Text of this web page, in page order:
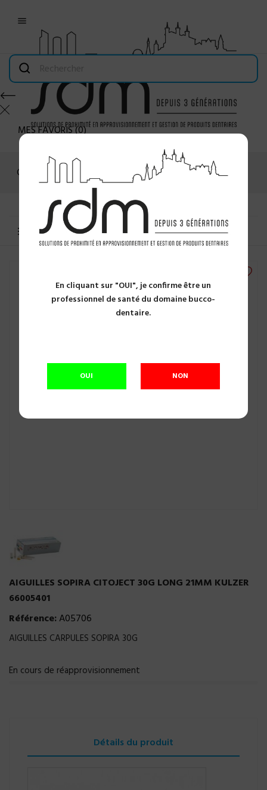
En cliquant sur "OUI", je confirme être un
professionnel de santé du domaine bucco-
dentaire.
OUI NON

MES FAVORIS(0)
Connexion
MENU
AIGUILLES SOPIRA CITOJECT 30G LONG 21MM KULZER
66005401
Référence:A05706
AIGUILLES CARPULES SOPIRA 30G
En cours de réapprovisionnement
Détails du produit